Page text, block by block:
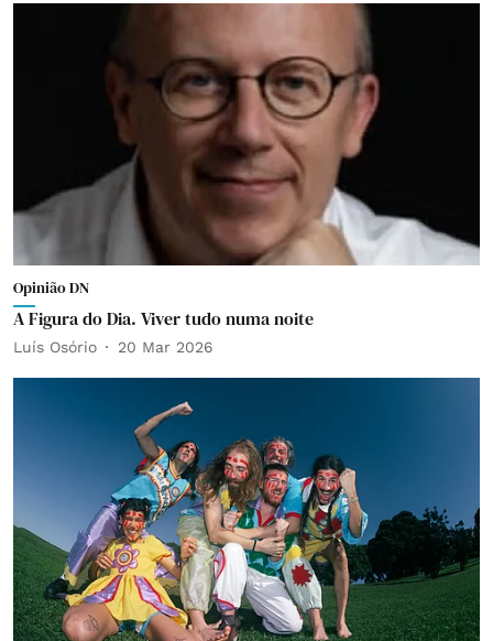
Opinião DN
A Figura do Dia. Viver tudo numa noite
Luís Osório 20 Mar 2026